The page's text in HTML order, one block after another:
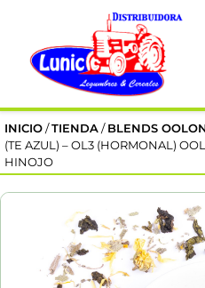
INICIO /TIENDA / BLENDS
(TE AZUL) – OL3 (HORMONAL)
HINOJO